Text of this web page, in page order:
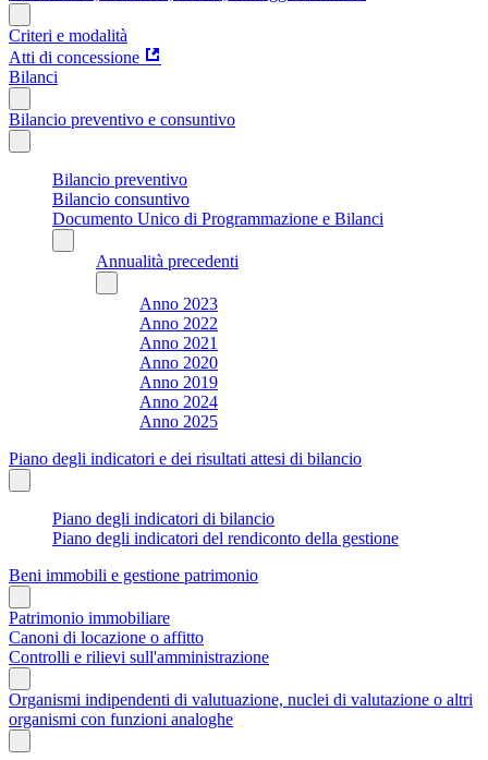
Criteri e modalità
Atti di concessione
Bilanci
Bilancio preventivo e consuntivo
Bilancio preventivo
Bilancio consuntivo
Documento Unico di Programmazione e Bilanci
Annualità precedenti
Anno 2023
Anno 2022
Anno 2021
Anno 2020
Anno 2019
Anno 2024
Anno 2025
Piano degli indicatori e dei risultati attesi di bilancio
Piano degli indicatori di bilancio
Piano degli indicatori del rendiconto della gestione
Beni immobili e gestione patrimonio
Patrimonio immobiliare
Canoni di locazione o affitto
Controlli e rilievi sull'amministrazione
Organismi indipendenti di valutuazione, nuclei di valutazione o altri
organismi con funzioni analoghe